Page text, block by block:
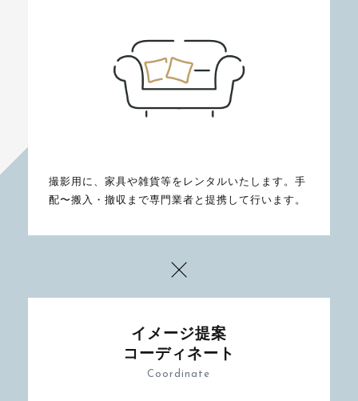
撮影用に、家具や雑貨等をレンタルいたします。手
配〜搬入・撤収まで専門業者と提携して行います。
イメージ提案
コーディネート
Coordinate